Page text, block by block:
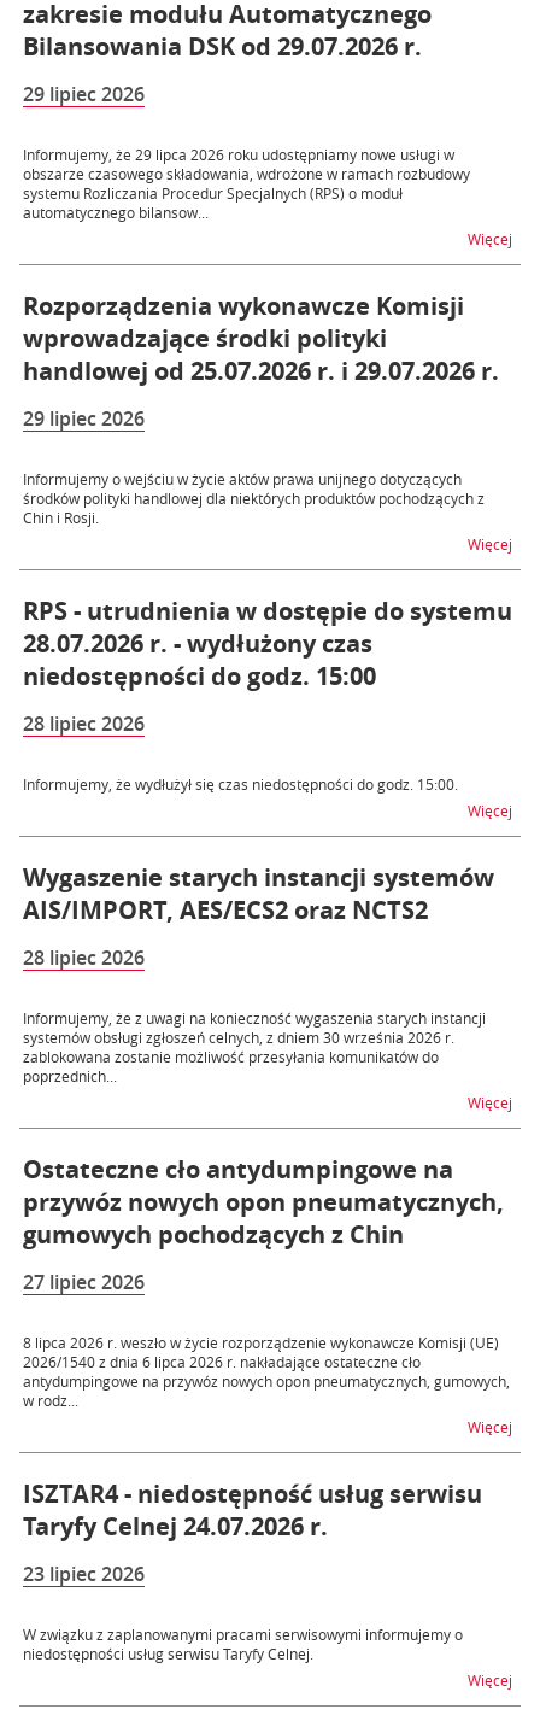
zakresie modułu Automatycznego
Bilansowania DSK od 29.07.2026 r.
29 lipiec 2026
Informujemy, że 29 lipca 2026 roku udostępniamy nowe usługi w
obszarze czasowego składowania, wdrożone w ramach rozbudowy
systemu Rozliczania Procedur Specjalnych (RPS) o moduł
automatycznego bilansow...
Więcej
Rozporządzenia wykonawcze Komisji
wprowadzające środki polityki
handlowej od 25.07.2026 r. i 29.07.2026 r.
29 lipiec 2026
Informujemy o wejściu w życie aktów prawa unijnego dotyczących
środków polityki handlowej dla niektórych produktów pochodzących z
Chin i Rosji.
Więcej
RPS - utrudnienia w dostępie do systemu
28.07.2026 r. - wydłużony czas
niedostępności do godz. 15:00
28 lipiec 2026
Informujemy, że wydłużył się czas niedostępności do godz. 15:00.
Więcej
Wygaszenie starych instancji systemów
AIS/IMPORT, AES/ECS2 oraz NCTS2
28 lipiec 2026
Informujemy, że z uwagi na konieczność wygaszenia starych instancji
systemów obsługi zgłoszeń celnych, z dniem 30 września 2026 r.
zablokowana zostanie możliwość przesyłania komunikatów do
poprzednich...
Więcej
Ostateczne cło antydumpingowe na
przywóz nowych opon pneumatycznych,
gumowych pochodzących z Chin
27 lipiec 2026
8 lipca 2026 r. weszło w życie rozporządzenie wykonawcze Komisji (UE)
2026/1540 z dnia 6 lipca 2026 r. nakładające ostateczne cło
antydumpingowe na przywóz nowych opon pneumatycznych, gumowych,
w rodz...
Więcej
ISZTAR4 - niedostępność usług serwisu
Taryfy Celnej 24.07.2026 r.
23 lipiec 2026
W związku z zaplanowanymi pracami serwisowymi informujemy o
niedostępności usług serwisu Taryfy Celnej.
Więcej